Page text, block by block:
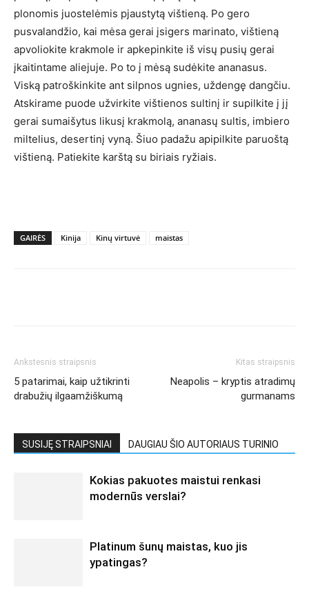
plonomis juostelėmis pjaustytą vištieną. Po gero
pusvalandžio, kai mėsa gerai įsigers marinato, vištieną
apvoliokite krakmole ir apkepinkite iš visų pusių gerai
įkaitintame aliejuje. Po to į mėsą sudėkite ananasus.
Viską patroškinkite ant silpnos ugnies, uždengę dangčiu.
Atskirame puode užvirkite vištienos sultinį ir supilkite į jį
gerai sumaišytus likusį krakmolą, ananasų sultis, imbiero
miltelius, desertinį vyną. Šiuo padažu apipilkite paruoštą
vištieną. Patiekite karštą su biriais ryžiais.
GAIRĖS Kinija Kinų virtuvė maistas
Ankstesnis straipsnis
5 patarimai, kaip užtikrinti
drabužių ilgaamžiškumą
Kitas straipsnis
Neapolis – kryptis atradimų
gurmanams
SUSIJĘ STRAIPSNIAI DAUGIAU ŠIO AUTORIAUS TURINIO
Kokias pakuotes maistui renkasi
modernūs verslai?
Platinum šunų maistas, kuo jis
ypatingas?